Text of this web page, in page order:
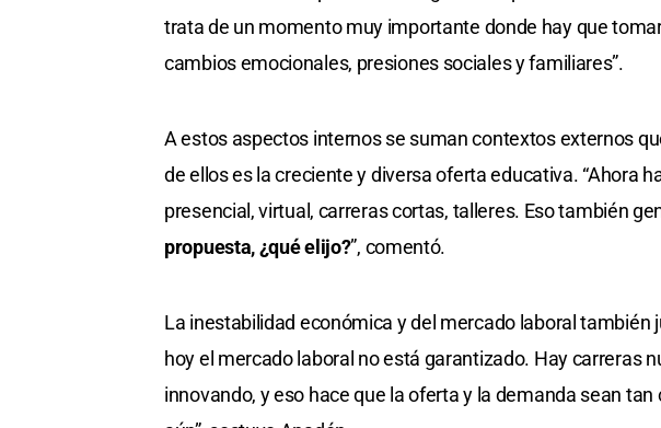
trata de un momento muy importante donde hay que
cambios emocionales, presiones sociales y familiares”.
A estos aspectos internos se suman contextos externos
de ellos es la creciente y diversa oferta educativa. “Ahora
presencial, virtual, carreras cortas, talleres. Eso también
propuesta, ¿qué elijo?”, comentó.
La inestabilidad económica y del mercado laboral también
hoy el mercado laboral no está garantizado. Hay carreras
innovando, y eso hace que la oferta y la demanda sean